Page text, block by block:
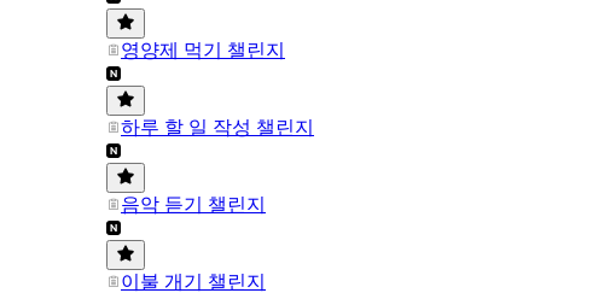
영양제 먹기 챌린지
하루 할 일 작성 챌린지
음악 듣기 챌린지
이불 개기 챌린지